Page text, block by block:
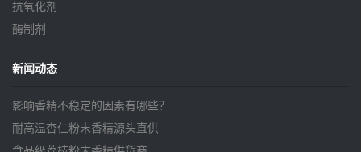
抗氧化剂
酶制剂
新闻动态
影响香精不稳定的因素有哪些？
耐高温杏仁粉末香精源头直供